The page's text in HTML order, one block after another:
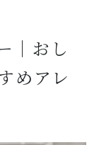
｜おし
めアレ